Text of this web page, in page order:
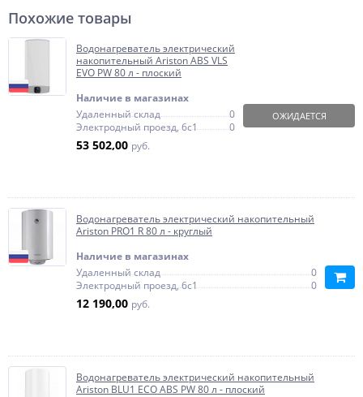
Похожие товары
Водонагреватель электрический
накопительный Ariston ABS VLS
EVO PW 80 л - плоский
Наличие в магазинах
Удаленный склад
0
Электродный проезд, 6с1
0
53 502,00 руб.
ОЖИДАЕТСЯ
Водонагреватель электрический накопительный
Ariston PRO1 R 80 л - круглый
Наличие в магазинах
Удаленный склад
0
Электродный проезд, 6с1
0
12 190,00 руб.
Водонагреватель электрический накопительный
Ariston BLU1 ECO ABS PW 80 л - плоский